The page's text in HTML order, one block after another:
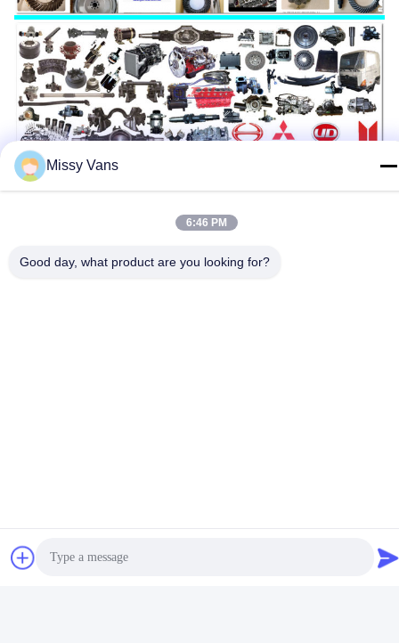
Verpakking:
Missy Vans
6:46 PM
Good day, what product are you looking for?